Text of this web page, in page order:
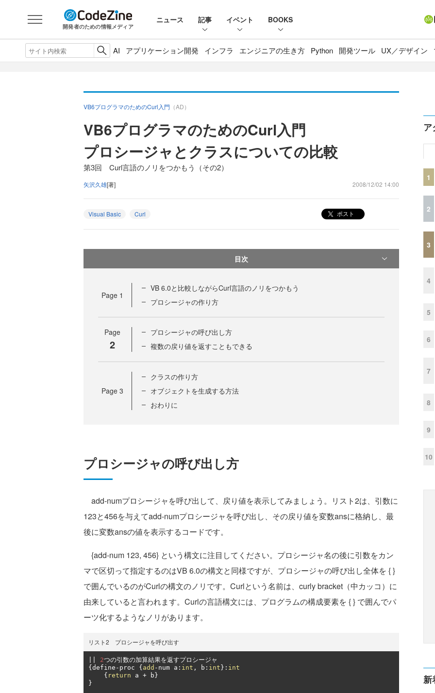
開発者のための情報メディア
ニュース 記事 イベント BOOKS
AI アプリケーション開発 インフラ エンジニアの生き方 Python 開発ツール UX／デザイン
VB6プログラマのためのCurl入門 （AD）
VB6プログラマのためのCurl入門
プロシージャとクラスについての比較
第3回 Curl言語のノリをつかもう（その2）
矢沢久雄[著] 2008/12/02 14:00
Visual Basic Curl ポスト
目次
Page 1
VB 6.0と比較しながらCurl言語のノリをつかもう
プロシージャの作り方
Page
2
プロシージャの呼び出し方
複数の戻り値を返すこともできる
Page 3
クラスの作り方
オブジェクトを生成する方法
おわりに
プロシージャの呼び出し方
add-numプロシージャを呼び出して、戻り値を表示してみましょう。リスト2は、引数に
123と456を与えてadd-numプロシージャを呼び出し、その戻り値を変数ansに格納し、最
後に変数ansの値を表示するコードです。
{add-num 123, 456} という構文に注目してください。プロシージャ名の後に引数をカン
マで区切って指定するのはVB 6.0の構文と同様ですが、プロシージャの呼び出し全体を { }
で囲んでいるのがCurlの構文のノリです。Curlという名前は、curly bracket（中カッコ）に
由来していると言われます。Curlの言語構文には、プログラムの構成要素を { } で囲んでパ
ーツ化するようなノリがあります。
リスト2 プロシージャを呼び出す
2つの引数の加算結果を返すプロシージャ
{ define - proc { add - num a : int , b : int }: int
{ return a + b }
}
ア
1
2
3
4
5
6
7
8
9
10
新